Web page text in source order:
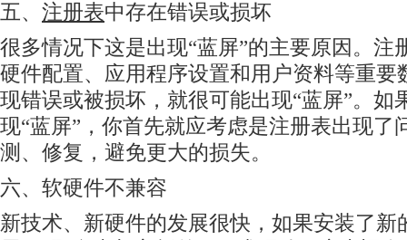
五、 注册表中存在错误或损坏
很多情况下这是出现“蓝屏”的主要原因。注
硬件配置、应用程序设置和用户资料等重要
现错误或被损坏，就很可能出现“蓝屏”。如
现“蓝屏”，你首先就应考虑是注册表出现了
测、修复，避免更大的损失。
六、软硬件不兼容
新技术、新硬件的发展很快，如果安装了新